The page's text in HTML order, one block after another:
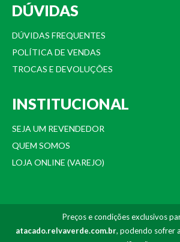
DÚVIDAS
DÚVIDAS FREQUENTES
POLÍTICA DE VENDAS
TROCAS E DEVOLUÇÕES
INSTITUCIONAL
SEJA UM REVENDEDOR
QUEM SOMOS
LOJA ONLINE (VAREJO)
Preços e condições exclusivos
atacado.relvaverde.com.br, podendo sofrer